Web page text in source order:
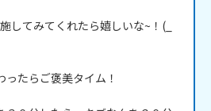
してみてくれたら嬉しいな~！(_
ったらご褒美タイム！